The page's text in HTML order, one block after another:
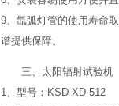
9、氙弧灯管的使用寿命
谱提供保障。
三、太阳辐射试验机
1、型号：KSD-XD-512